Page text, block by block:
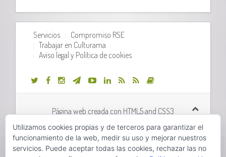
Servicios
Compromiso RSE
Trabajar en Culturama
Aviso legal y Política de cookies
Página web creada con HTML5 and CSS3
Desarrollo web realizado porOrix Systems
Utilizamos cookies propias y de terceros para garantizar el
funcionamiento de la web, medir su uso y mejorar nuestros
servicios. Puede aceptar todas las cookies, rechazar las no